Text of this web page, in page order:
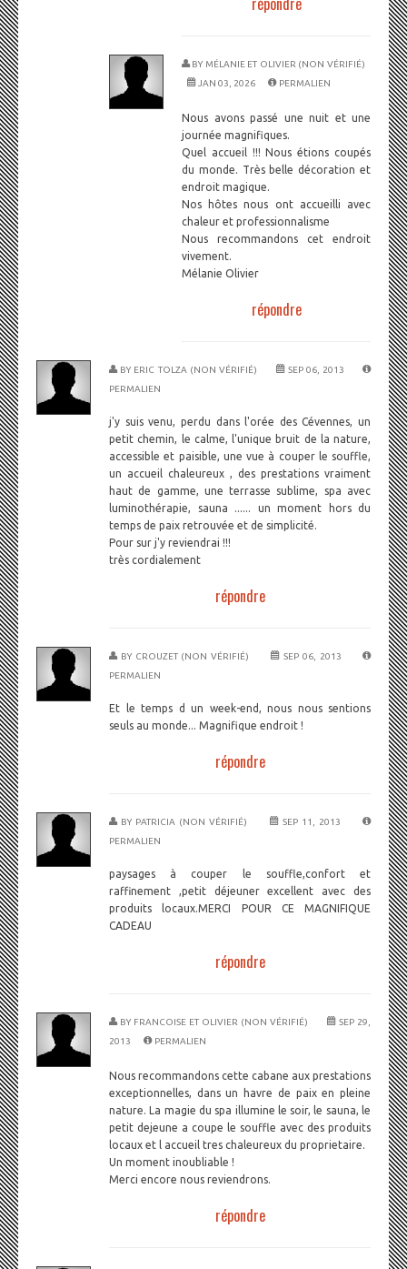
BY MÉLANIE ET OLIVIER (NON VÉRIFIÉ)
JAN 03, 2026
PERMALIEN
Nous avons passé une nuit et une
journée magnifiques.
Quel accueil !!! Nous étions coupés
du monde. Très belle décoration et
endroit magique.
Nos hôtes nous ont accueilli avec
chaleur et professionnalisme
Nous recommandons cet endroit
vivement.
Mélanie Olivier
répondre
BY ERIC TOLZA (NON VÉRIFIÉ)
SEP 06, 2013
PERMALIEN
j'y suis venu, perdu dans l'orée des Cévennes, un
petit chemin, le calme, l'unique bruit de la nature,
accessible et paisible, une vue à couper le souffle,
un accueil chaleureux , des prestations vraiment
haut de gamme, une terrasse sublime, spa avec
luminothérapie, sauna ...... un moment hors du
temps de paix retrouvée et de simplicité.
Pour sur j'y reviendrai !!!
très cordialement
répondre
BY CROUZET (NON VÉRIFIÉ)
SEP 06, 2013
PERMALIEN
Et le temps d un week-end, nous nous sentions
seuls au monde... Magnifique endroit !
répondre
BY PATRICIA (NON VÉRIFIÉ)
SEP 11, 2013
PERMALIEN
paysages à couper le souffle,confort et
raffinement ,petit déjeuner excellent avec des
produits locaux.MERCI POUR CE MAGNIFIQUE
CADEAU
répondre
BY FRANCOISE ET OLIVIER (NON VÉRIFIÉ)
SEP 29,
2013
PERMALIEN
Nous recommandons cette cabane aux prestations
exceptionnelles, dans un havre de paix en pleine
nature. La magie du spa illumine le soir, le sauna, le
petit dejeune a coupe le souffle avec des produits
locaux et l accueil tres chaleureux du proprietaire.
Un moment inoubliable !
Merci encore nous reviendrons.
répondre